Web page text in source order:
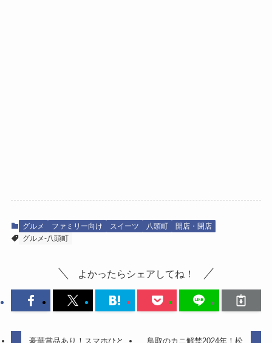
グルメ ファミリー向け スイーツ 八頭町
開店・閉店
グルメ-八頭町
よかったらシェアしてね！
豪華賞品あり！スマホひと
鳥取のカニ解禁2024年！松